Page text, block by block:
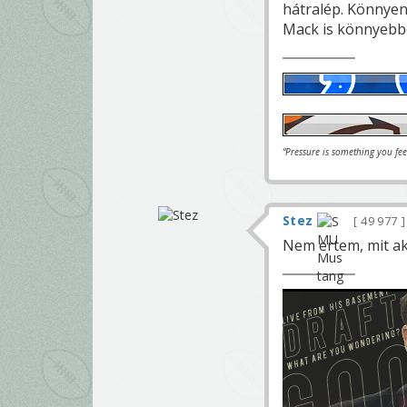
hátralép.
Mack is
“Pressure is something you
Stez 49 977
Nem ertem, mit